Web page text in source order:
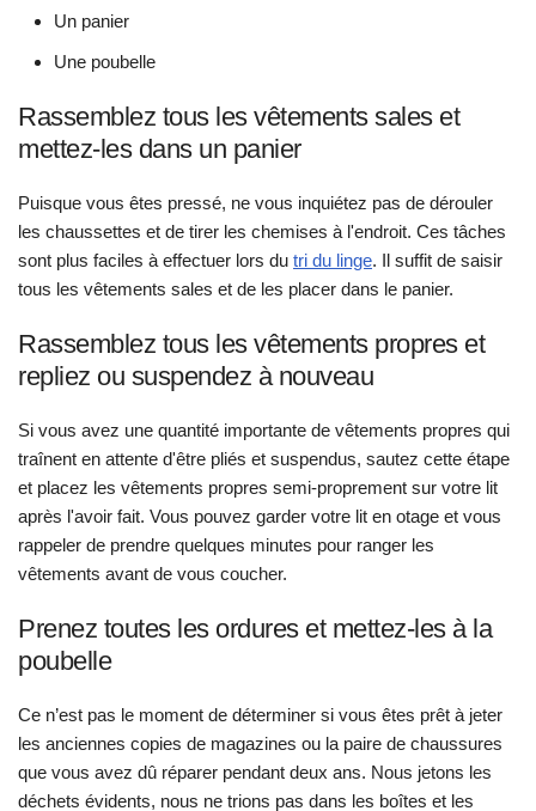
Un panier
Une poubelle
Rassemblez tous les vêtements sales et
mettez-les dans un panier
Puisque vous êtes pressé, ne vous inquiétez pas de dérouler
les chaussettes et de tirer les chemises à l'endroit. Ces tâches
sont plus faciles à effectuer lors du tri du linge. Il suffit de saisir
tous les vêtements sales et de les placer dans le panier.
Rassemblez tous les vêtements propres et
repliez ou suspendez à nouveau
Si vous avez une quantité importante de vêtements propres qui
traînent en attente d'être pliés et suspendus, sautez cette étape
et placez les vêtements propres semi-proprement sur votre lit
après l'avoir fait. Vous pouvez garder votre lit en otage et vous
rappeler de prendre quelques minutes pour ranger les
vêtements avant de vous coucher.
Prenez toutes les ordures et mettez-les à la
poubelle
Ce n’est pas le moment de déterminer si vous êtes prêt à jeter
les anciennes copies de magazines ou la paire de chaussures
que vous avez dû réparer pendant deux ans. Nous jetons les
déchets évidents, nous ne trions pas dans les boîtes et les